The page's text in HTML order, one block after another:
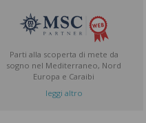
Parti alla scoperta di mete da
sogno nel Mediterraneo, Nord
Europa e Caraibi
leggi altro